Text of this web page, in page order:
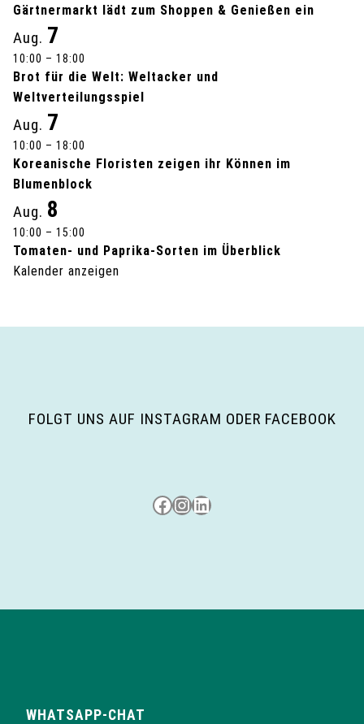
a
l
t
u
n
g
-
N
v
Gärtnermarkt lädt zum Shoppen & Genießen ein
Aug. 7
10:00 – 18:00
Brot für die Welt: Weltacker und
Weltverteilungsspiel
Aug. 7
10:00 – 18:00
Koreanische Floristen zeigen ihr Können im
Blumenblock
Aug. 8
10:00 – 15:00
Tomaten- und Paprika-Sorten im Überblick
Kalender anzeigen
FOLGT UNS AUF INSTAGRAM ODER FACEBOOK
Besuche uns auf Facebook
Besuche uns auf Instagram
LinkedIn
WHATSAPP-CHAT